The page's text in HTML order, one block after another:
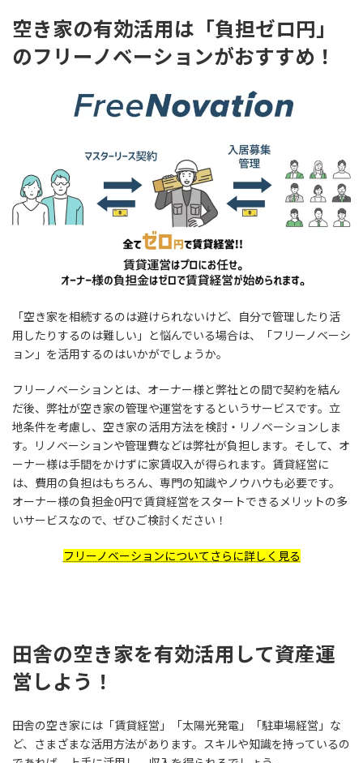
空き家の有効活用は「負担ゼロ円」
のフリーノベーションがおすすめ！
「空き家を相続するのは避けられないけど、自分で管理したり活
用したりするのは難しい」と悩んでいる場合は、「フリーノベーシ
ョン」を活用するのはいかがでしょうか。
フリーノベーションとは、オーナー様と弊社との間で契約を結ん
だ後、弊社が空き家の管理や運営をするというサービスです。立
地条件を考慮し、空き家の活用方法を検討・リノベーションしま
す。リノベーションや管理費などは弊社が負担します。そして、オ
ーナー様は手間をかけずに家賃収入が得られます。賃貸経営に
は、費用の負担はもちろん、専門の知識やノウハウも必要です。
オーナー様の負担金0円で賃貸経営をスタートできるメリットの多
いサービスなので、ぜひご検討ください！
フリーノベーションについてさらに詳しく見る
田舎の空き家を有効活用して資産運
営しよう！
田舎の空き家には「賃貸経営」「太陽光発電」「駐車場経営」な
ど、さまざまな活用方法があります。スキルや知識を持っているの